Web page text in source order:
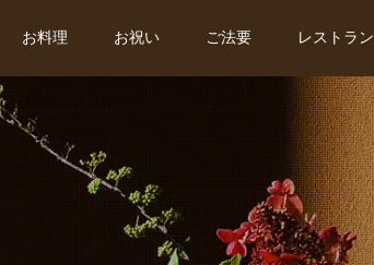
お料理 お祝い ご法要 レストラン